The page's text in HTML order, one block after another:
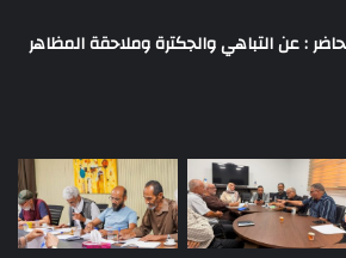
: عن التباهي والجكترة وملاحقة المظاهر